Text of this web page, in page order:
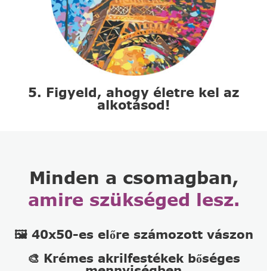
5. Figyeld, ahogy életre kel az
alkotásod!
Minden a csomagban,
amire szükséged lesz.
🖼️ 40x50-es előre számozott vászon
🎨 Krémes akrilfestékek bőséges